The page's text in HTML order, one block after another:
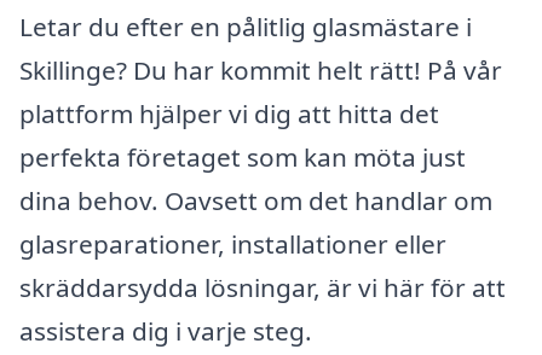
Letar du efter en pålitlig glasmästare i
Skillinge? Du har kommit helt rätt! På vår
plattform hjälper vi dig att hitta det
perfekta företaget som kan möta just
dina behov. Oavsett om det handlar om
glasreparationer, installationer eller
skräddarsydda lösningar, är vi här för att
assistera dig i varje steg.